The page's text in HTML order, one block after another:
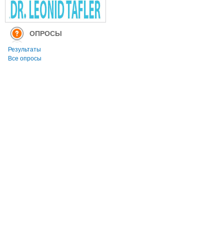
ОПРОСЫ
Результаты
Все опросы